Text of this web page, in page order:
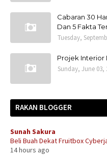
Cabaran 30
Dan 5 Fakta
Tuesday,
Projek Interior
Sunday, June 03,
RAKAN BLOGGER
Sunah Sakura
Beli Buah Dekat Fruitbox
14 hours ago